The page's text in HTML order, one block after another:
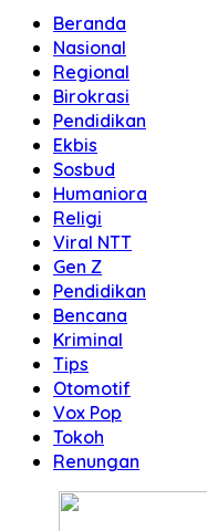
Beranda
Nasional
Regional
Birokrasi
Pendidikan
Ekbis
Sosbud
Humaniora
Religi
Viral NTT
Gen Z
Pendidikan
Bencana
Kriminal
Tips
Otomotif
Vox Pop
Tokoh
Renungan